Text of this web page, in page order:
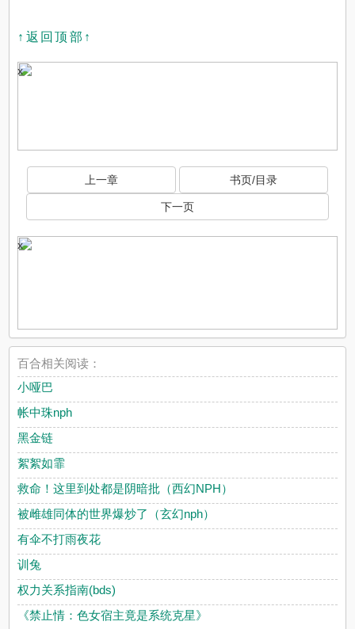
↑返回顶部↑
x
上一章 书页/目录
下一页
x
百合相关阅读：
小哑巴
帐中珠nph
黑金链
絮絮如霏
救命！这里到处都是阴暗批（西幻NPH）
被雌雄同体的世界爆炒了（玄幻nph）
有伞不打雨夜花
训兔
权力关系指南(bds)
《禁止情：色女宿主竟是系统克星》